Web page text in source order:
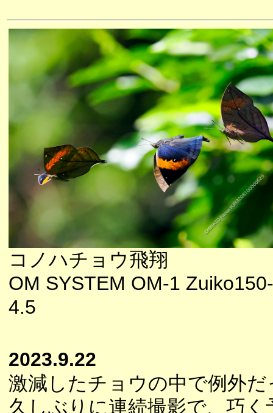
コノハチョウ飛翔
OM SYSTEM OM-1
4.5
2023.9.22
激減したチョウの中で例外
久しぶりに連続撮影で、巧